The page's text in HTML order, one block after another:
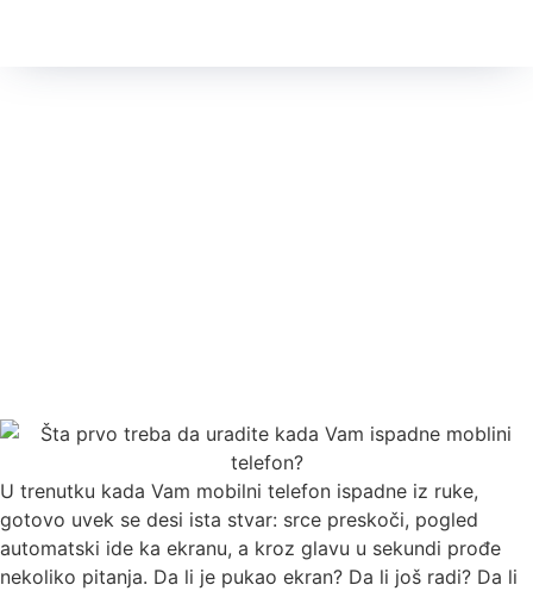
U trenutku kada Vam mobilni telefon ispadne iz ruke,
gotovo uvek se desi ista stvar: srce preskoči, pogled
automatski ide ka ekranu, a kroz glavu u sekundi prođe
nekoliko pitanja. Da li je pukao ekran? Da li još radi? Da li